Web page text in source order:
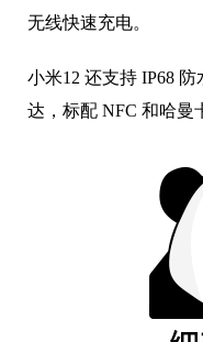
无线快速充电。
小米12 还支持 IP68
达，标配 NFC 和哈曼